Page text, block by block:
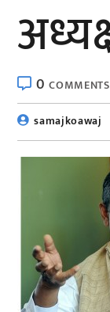
0COMMENTS
samajkoawaj